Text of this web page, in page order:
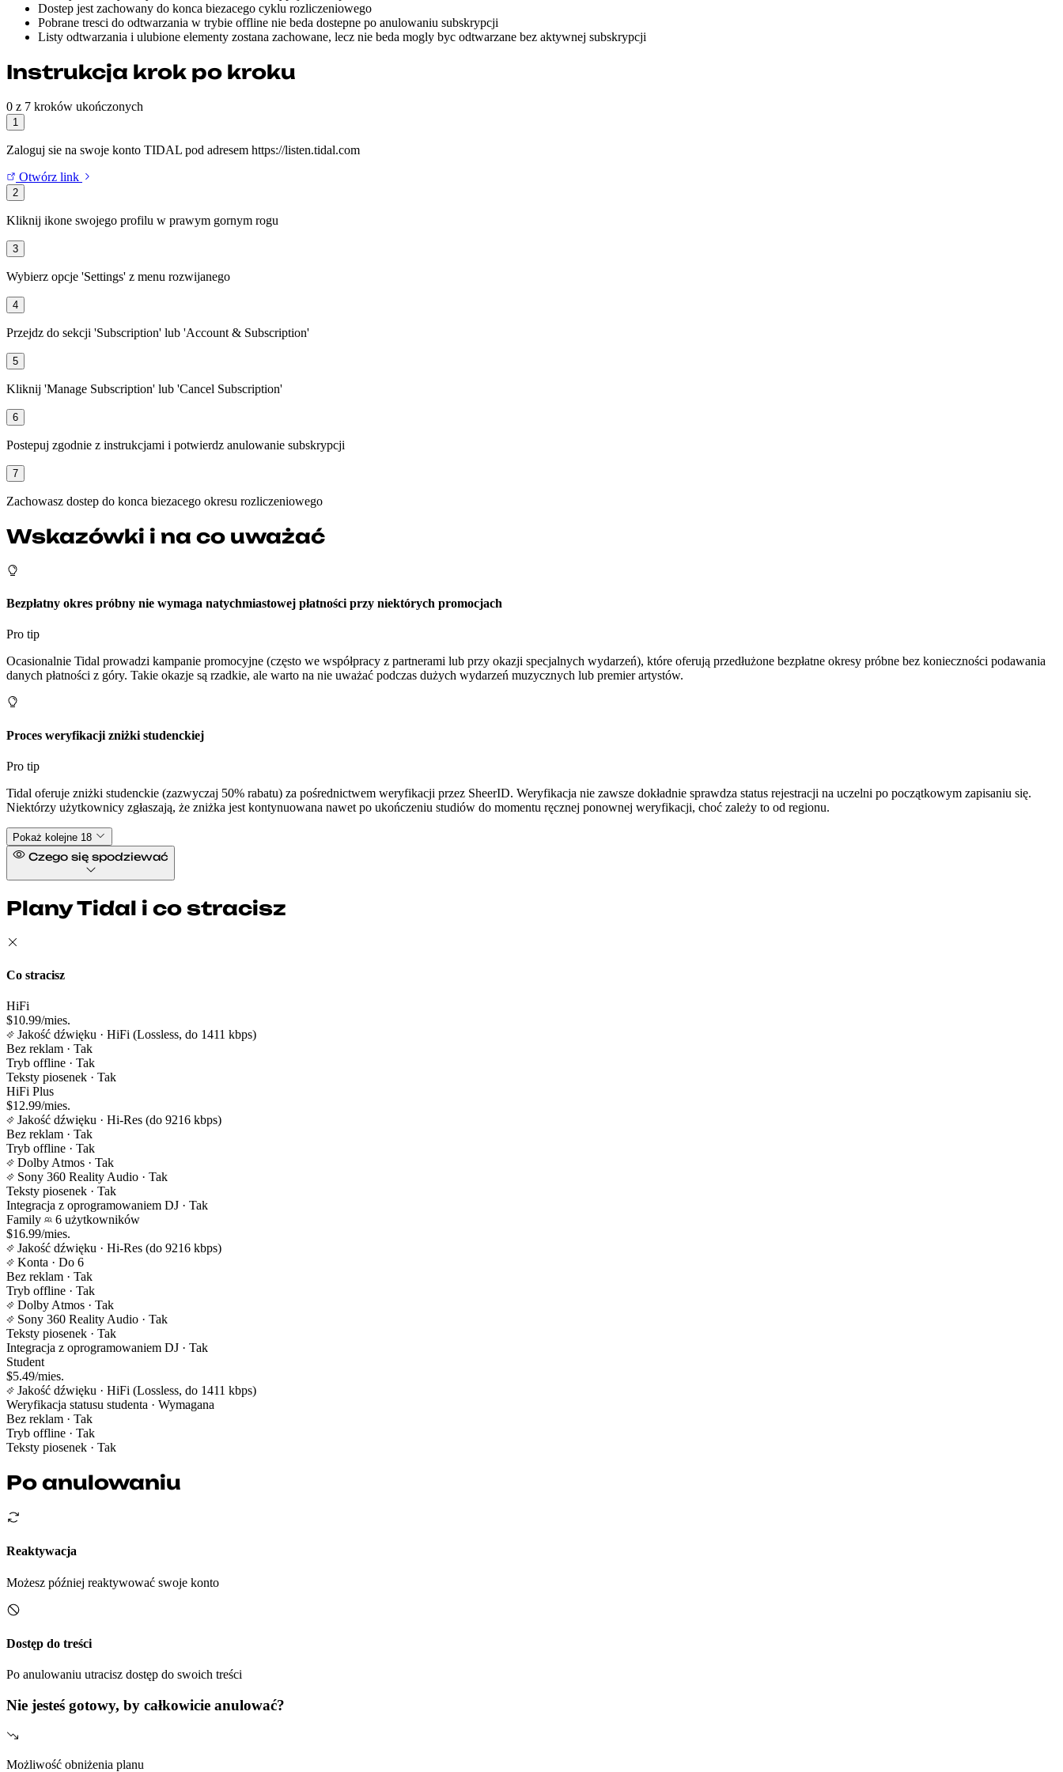
Dostep jest zachowany do konca biezacego cyklu rozliczeniowego
Pobrane tresci do odtwarzania w trybie offline nie beda dostepne po anulowaniu subskrypcji
Listy odtwarzania i ulubione elementy zostana zachowane, lecz nie beda mogly byc odtwarzane bez aktywnej subskrypcji
Instrukcja krok po kroku
0 z 7 kroków ukończonych
1
Zaloguj sie na swoje konto TIDAL pod adresem https://listen.tidal.com
Otwórz link
2
Kliknij ikone swojego profilu w prawym gornym rogu
3
Wybierz opcje 'Settings' z menu rozwijanego
4
Przejdz do sekcji 'Subscription' lub 'Account & Subscription'
5
Kliknij 'Manage Subscription' lub 'Cancel Subscription'
6
Postepuj zgodnie z instrukcjami i potwierdz anulowanie subskrypcji
7
Zachowasz dostep do konca biezacego okresu rozliczeniowego
Wskazówki i na co uważać
Bezpłatny okres próbny nie wymaga natychmiastowej płatności przy niektórych promocjach
Pro tip
Ocasionalnie Tidal prowadzi kampanie promocyjne (często we współpracy z partnerami lub przy okazji specjalnych wydarzeń), które oferują przedłużone bezpłatne okresy próbne bez konieczności podawania
danych płatności z góry. Takie okazje są rzadkie, ale warto na nie uważać podczas dużych wydarzeń muzycznych lub premier artystów.
Proces weryfikacji zniżki studenckiej
Pro tip
Tidal oferuje zniżki studenckie (zazwyczaj 50% rabatu) za pośrednictwem weryfikacji przez SheerID. Weryfikacja nie zawsze dokładnie sprawdza status rejestracji na uczelni po początkowym zapisaniu się.
Niektórzy użytkownicy zgłaszają, że zniżka jest kontynuowana nawet po ukończeniu studiów do momentu ręcznej ponownej weryfikacji, choć zależy to od regionu.
Pokaż kolejne 18
Czego się spodziewać
Plany Tidal i co stracisz
Co stracisz
HiFi
$10.99/mies.
Jakość dźwięku · HiFi (Lossless, do 1411 kbps)
Bez reklam · Tak
Tryb offline · Tak
Teksty piosenek · Tak
HiFi Plus
$12.99/mies.
Jakość dźwięku · Hi-Res (do 9216 kbps)
Bez reklam · Tak
Tryb offline · Tak
Dolby Atmos · Tak
Sony 360 Reality Audio · Tak
Teksty piosenek · Tak
Integracja z oprogramowaniem DJ · Tak
Family
6 użytkowników
$16.99/mies.
Jakość dźwięku · Hi-Res (do 9216 kbps)
Konta · Do 6
Bez reklam · Tak
Tryb offline · Tak
Dolby Atmos · Tak
Sony 360 Reality Audio · Tak
Teksty piosenek · Tak
Integracja z oprogramowaniem DJ · Tak
Student
$5.49/mies.
Jakość dźwięku · HiFi (Lossless, do 1411 kbps)
Weryfikacja statusu studenta · Wymagana
Bez reklam · Tak
Tryb offline · Tak
Teksty piosenek · Tak
Po anulowaniu
Reaktywacja
Możesz później reaktywować swoje konto
Dostęp do treści
Po anulowaniu utracisz dostęp do swoich treści
Nie jesteś gotowy, by całkowicie anulować?
Możliwość obniżenia planu